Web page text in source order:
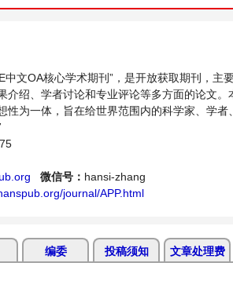
中文OA核心学术期刊”，是开放获取期刊，
介绍、学者讨论和专业评论等多方面的论文
性为一体，旨在给世界范围内的科学家、学者
发展的交流平台。
微信号： hansi-zhang
journal/APP.html
编委 投稿须知 文章处理费